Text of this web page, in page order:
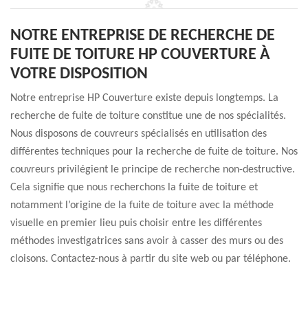
NOTRE ENTREPRISE DE RECHERCHE DE
FUITE DE TOITURE HP COUVERTURE À
VOTRE DISPOSITION
Notre entreprise HP Couverture existe depuis longtemps. La
recherche de fuite de toiture constitue une de nos spécialités.
Nous disposons de couvreurs spécialisés en utilisation des
différentes techniques pour la recherche de fuite de toiture. Nos
couvreurs privilégient le principe de recherche non-destructive.
Cela signifie que nous recherchons la fuite de toiture et
notamment l’origine de la fuite de toiture avec la méthode
visuelle en premier lieu puis choisir entre les différentes
méthodes investigatrices sans avoir à casser des murs ou des
cloisons. Contactez-nous à partir du site web ou par téléphone.